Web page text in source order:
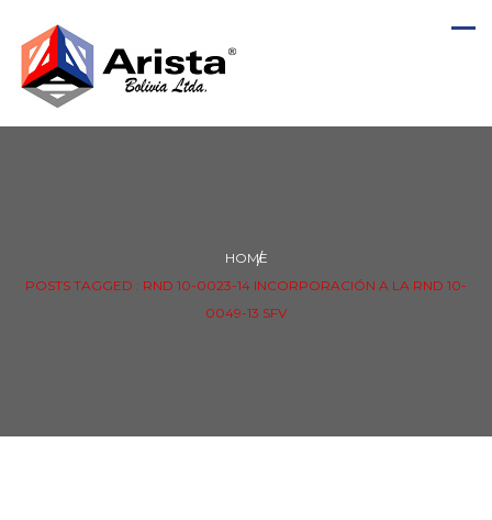
HOME
POSTS TAGGED : RND 10-0023-14 INCORPORACIÓN A LA RND 10-
0049-13 SFV